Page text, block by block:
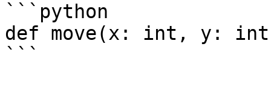
```python
def move(x: int, y:
```